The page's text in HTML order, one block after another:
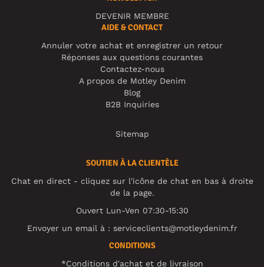
DEVENIR MEMBRE
AIDE & CONTACT
Annuler votre achat et enregistrer un retour
Réponses aux questions courantes
Contactez-nous
A propos de Motley Denim
Blog
B2B Inquiries
Sitemap
SOUTIEN À LA CLIENTÈLE
Chat en direct - cliquez sur l'icône de chat en bas à droite
de la page.
Ouvert Lun-Ven 07:30-15:30
Envoyer un email à : serviceclients@motleydenim.fr
CONDITIONS
*Conditions d'achat et de livraison